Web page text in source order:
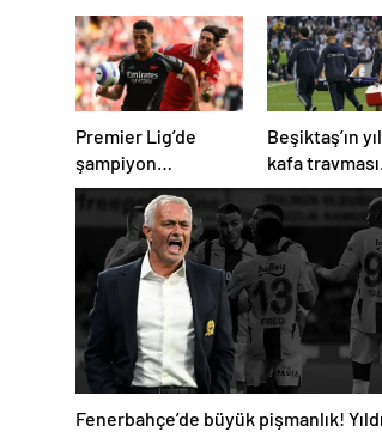
Premier Lig’de
şampiyon
Liverpool, 10 kişi
kalan Arsenal’e
takıldı
Beşiktaş’ın
kafa travması
geçirdi!
Beşiktaş’tan
açıklama
Fenerbahçe’de büyük pişmanlık!